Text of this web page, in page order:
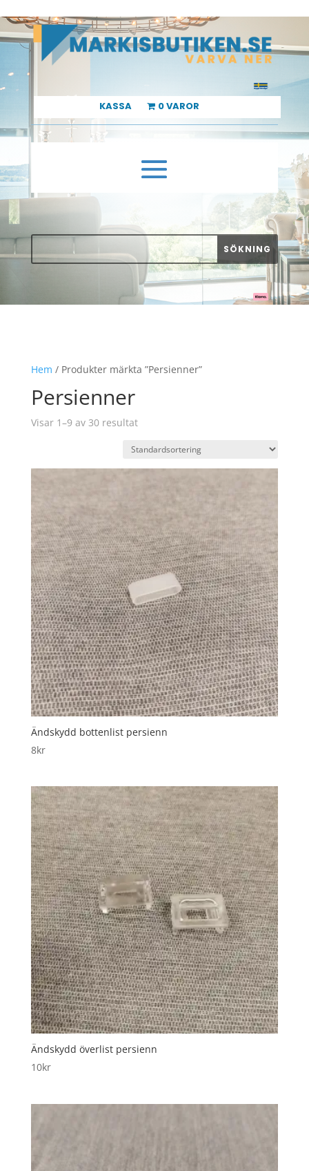
KASSA 0 VAROR
Hem / Produkter märkta ”Persienner”
Persienner
Visar 1–9 av 30 resultat
Ändskydd bottenlist persienn
8kr
Ändskydd överlist persienn
10kr